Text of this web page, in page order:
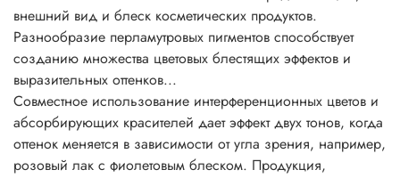
блеск.
Основные характеристики перламутровых пигментов
• физиологически безопасны;
• не растворимы в воде, разбавляются кислотами и
щелочами;
• негорючие вещества;
• устойчивы до 800°C;
• устойчивы к УФ;
внешний вид и блеск косметических продуктов.
Разнообразие перламутровых пигментов способствует
созданию множества цветовых блестящих эффектов и
выразительных оттенков...
Совместное использование интерференционных цветов и
абсорбирующих красителей дает эффект двух тонов, когда
оттенок меняется в зависимости от угла зрения, например,
розовый лак с фиолетовым блеском. Продукция,